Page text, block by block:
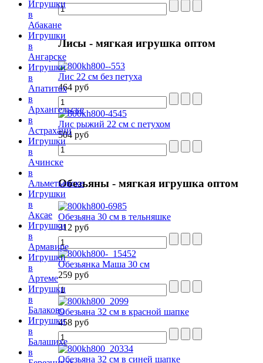
Лисы- мягкая игрушка оптом
Лис 22 см без петуха
464 руб
Лис рыжий 22 см с петухом
504 руб
Обезьяны- мягкая игрушка оптом
Обезьяна 30 см в тельняшке
312 руб
Обезьянка Маша 30 см
259 руб
Обезьяна 32 см в красной шапке
458 руб
Обезьяна 32 см в синей шапке
Игрушки
в
Абакане
Игрушки
в
Ангарске
Игрушки
в
Апатитах
в
Архангельске
в
Астрахани
Игрушки
в
Ачинске
в
Альметьевске
Игрушки
в
Аксае
Игрушки
в
Армавире
Игрушки
в
Артеме
Игрушки
в
Балаково
Игрушки
в
Балашихе
в